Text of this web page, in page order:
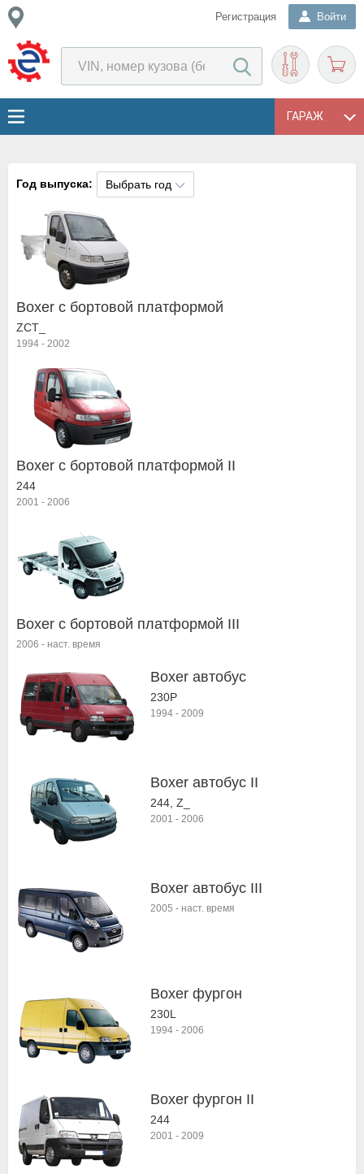
Регистрация Войти
ГАРАЖ
Год выпуска: Выбрать год
Boxer c бортовой платформой
ZCT_
1994 - 2002
Boxer c бортовой платформой II
244
2001 - 2006
Boxer c бортовой платформой III
2006 - наст. время
Boxer автобус
230P
1994 - 2009
Boxer автобус II
244, Z_
2001 - 2006
Boxer автобус III
2005 - наст. время
Boxer фургон
230L
1994 - 2006
Boxer фургон II
244
2001 - 2009